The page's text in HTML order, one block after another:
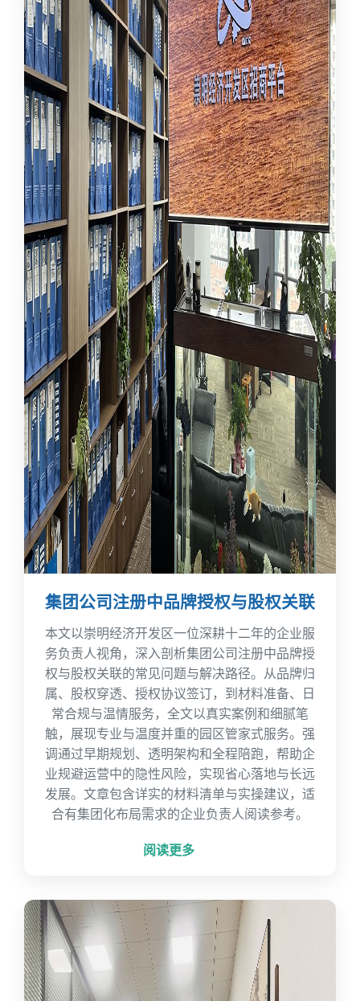
集团公司注册中品牌授权与股权关联
本文以崇明经济开发区一位深耕十二年的企业服
务负责人视角，深入剖析集团公司注册中品牌授
权与股权关联的常见问题与解决路径。从品牌归
属、股权穿透、授权协议签订，到材料准备、日
常合规与温情服务，全文以真实案例和细腻笔
触，展现专业与温度并重的园区管家式服务。强
调通过早期规划、透明架构和全程陪跑，帮助企
业规避运营中的隐性风险，实现省心落地与长远
发展。文章包含详实的材料清单与实操建议，适
合有集团化布局需求的企业负责人阅读参考。
阅读更多